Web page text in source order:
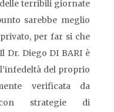
terribili giornate
sarebbe meglio
per far si che
Dr. Diego DI BARI è
del proprio
verificata da
con strategie di